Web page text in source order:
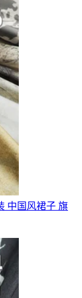
中国风裙子 旗